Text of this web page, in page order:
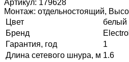
Артикул: 179628
Монтаж: отдельностоящий,
Цвет
белый
Бренд
Гарантия, год
1
Длина сетевого шнура, м 1.6